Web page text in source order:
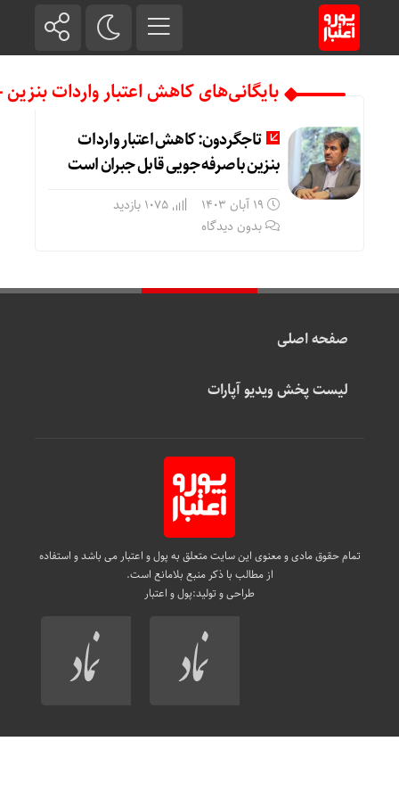
بایگانی‌های کاهش اعتبار واردات بنزین
تاجگردون: کاهش اعتبار واردات
بنزین با صرفه جویی قابل جبران است
19 آبان 1403
بدون دیدگاه
صفحه اصلی
لیست پخش ویدیو آپارات
تمام حقوق مادی و معنوی این سایت متعلق به پول و اعتبار می باشد و استفاده
از مطالب با ذکر منبع بلامانع است.
طراحی و تولید:پول و اعتبار